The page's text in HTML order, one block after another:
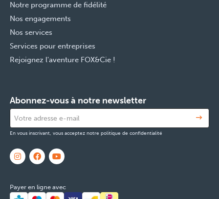
Notre programme de fidélité
Nos engagements
Nos services
Services pour entreprises
Rejoignez l'aventure FOX&Cie !
Abonnez-vous à notre newsletter
En vous inscrivant, vous acceptez notre politique de confidentialité
Payer en ligne avec